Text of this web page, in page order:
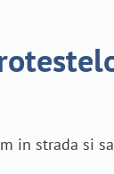
in strada si